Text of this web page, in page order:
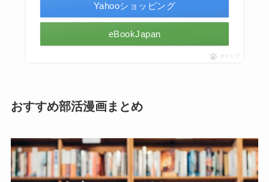
Yahooショッピング
eBookJapan
ポチップ
おすすめ部活漫画まとめ